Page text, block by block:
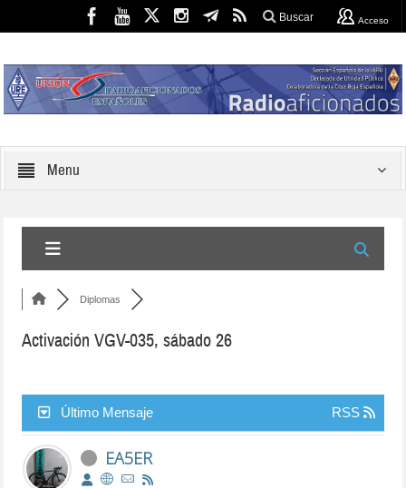
Buscar Acceso
Menu
Diplomas
Activación VGV-035, sábado 26
Último Mensaje RSS
EA5ER